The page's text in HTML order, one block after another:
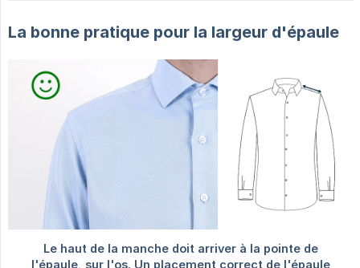
La bonne pratique pour la largeur d'épaule